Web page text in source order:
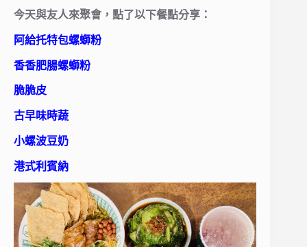
今天與友人來聚會，點了以下餐點分享：
阿給托特包螺螄粉
香香肥腸螺螄粉
脆脆皮
古早味時蔬
小螺波豆奶
港式利賓納